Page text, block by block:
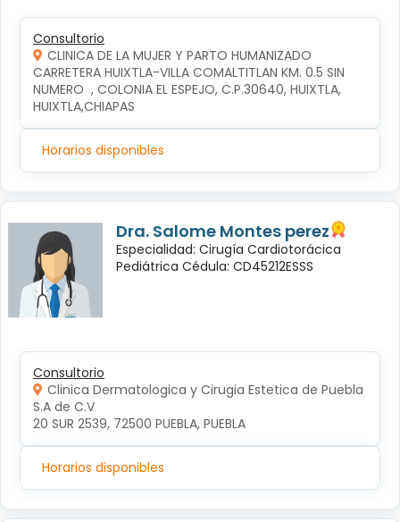
Consultorio
CLINICA DE LA MUJER Y PARTO HUMANIZADO
CARRETERA HUIXTLA-VILLA COMALTITLAN KM. 0.5 SIN
NUMERO  , COLONIA EL ESPEJO, C.P.30640, HUIXTLA,
HUIXTLA,CHIAPAS
Horarios disponibles
Dra. Salome Montes perez
Especialidad: Cirugía Cardiotorácica
Pediátrica Cédula: CD45212ESSS
Consultorio
Clinica Dermatologica y Cirugia Estetica de Puebla
S.A de C.V
20 SUR 2539, 72500 PUEBLA, PUEBLA
Horarios disponibles